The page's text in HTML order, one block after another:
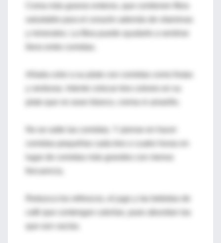
comidas pequeñas cada tres o cuatro horas en
lugar de comidas más grandes con menos
Reduzca los refrescos, el jugo y las bebidas de
café que contengan calorías, pues abundan las